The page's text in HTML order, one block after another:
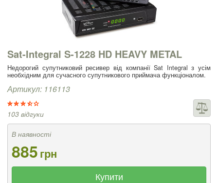
Sat-Integral S-1228 HD HEAVY METAL
Недорогий супутниковий ресивер від компанії Sat Integral з усім
необхідним для сучасного супутникового приймача функціоналом.
Артикул: 116113
103 відгуки
В наявності
885грн
Купити